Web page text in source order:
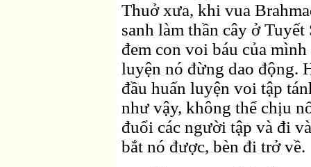
Thuở xưa, khi vua
sanh làm thần cây ở
đem con voi báu của
luyện nó đừng dao động.
đầu huấn luyện voi tập
như vậy, không thể chịu
đuổi các người tập và đi
bắt nó được, bèn đi trở về.